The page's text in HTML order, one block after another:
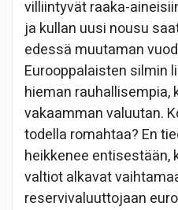
villiintyvät raaka-
ja kullan uusi nousu
edessä muutaman
Eurooppalaisten silmin
hieman rauhallisempia,
vakaamman valuutan.
todella romahtaa? En
heikkenee entisestään,
valtiot alkavat
reservivaluuttojaan